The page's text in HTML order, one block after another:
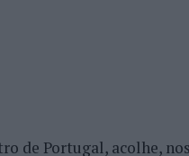
Faria protagonizaram as
Torres assinou um
e o neerlandês
de Portugal, acolhe,